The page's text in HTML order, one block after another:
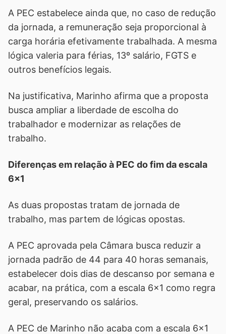
A PEC estabelece ainda que, no caso de redução
da jornada, a remuneração seja proporcional à
carga horária efetivamente trabalhada. A mesma
lógica valeria para férias, 13º salário, FGTS e
outros benefícios legais.
Na justificativa, Marinho afirma que a proposta
busca ampliar a liberdade de escolha do
trabalhador e modernizar as relações de
trabalho.
Diferenças em relação à PEC do fim da escala
6x1
As duas propostas tratam de jornada de
trabalho, mas partem de lógicas opostas.
A PEC aprovada pela Câmara busca reduzir a
jornada padrão de 44 para 40 horas semanais,
estabelecer dois dias de descanso por semana e
acabar, na prática, com a escala 6x1 como regra
geral, preservando os salários.
A PEC de Marinho não acaba com a escala 6x1